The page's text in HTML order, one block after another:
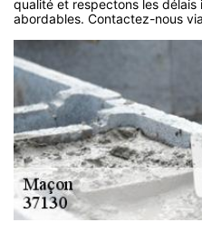
qualité et respectons les
abordables. Contactez-nous